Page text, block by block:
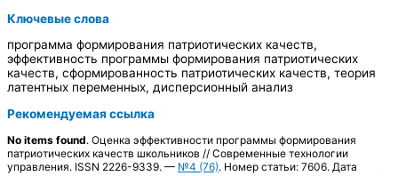
Ключевые слова
программа формирования патриотических качеств,
эффективность программы формирования патриотических
качеств, сформированность патриотических качеств, теория
латентных переменных, дисперсионный анализ
Рекомендуемая ссылка
No items found. Оценка эффективности программы формирования
патриотических качеств школьников // Современные технологии
управления. ISSN 2226-9339. — №4 (76). Номер статьи: 7606. Дата